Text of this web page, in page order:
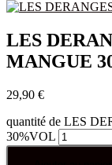
LES
MANGUE
29,90 €
quantité de LES
30%VOL